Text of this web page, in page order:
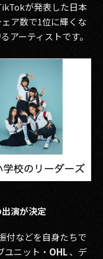
が発表した日本
ア数で1位に輝くな
アーティストです。
演が決定
付などを自身たちで
ニット・ OHL、デ